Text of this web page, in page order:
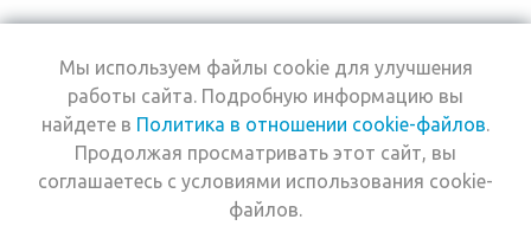
+7 (495) 969-0950
2026 © Интернет-
магазин Estel
Компания
Информация
Помощь
Мы используем файлы cookie для улучшения
работы сайта. Подробную информацию вы
найдете в Политика в отношении cookie-файлов.
Продолжая просматривать этот сайт, вы
соглашаетесь с условиями использования cookie-
файлов.